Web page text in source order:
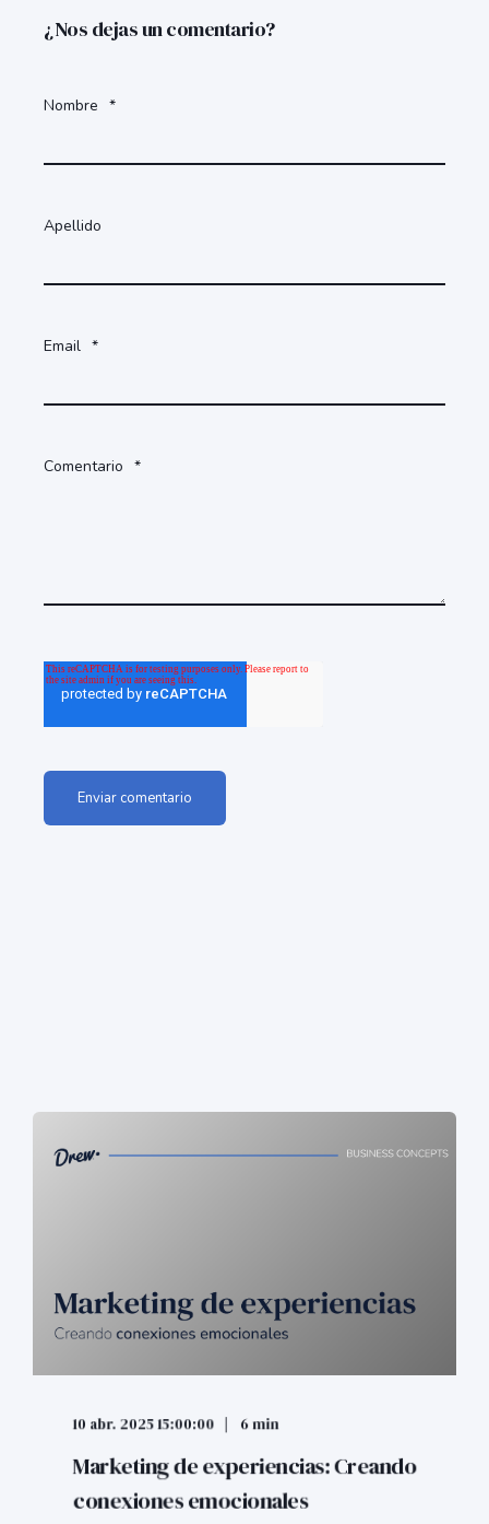
¿Nos dejas un comentario?
Nombre *
Apellido
Email *
Comentario *
10 abr. 2025 15:00:00 6 min
Marketing de experiencias: Creando
conexiones emocionales